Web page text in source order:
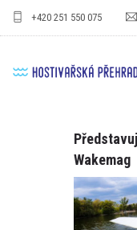
+420 251 550 075
Wakemag